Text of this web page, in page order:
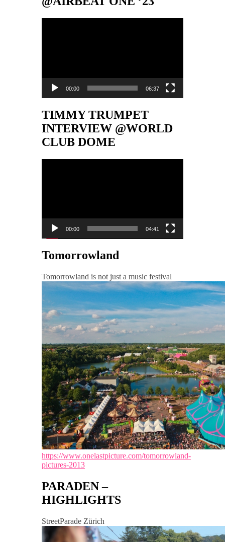
00:00 06:37
TIMMY TRUMPET
INTERVIEW @WORLD
CLUB DOME
00:00 04:41
Tomorrowland
Tomorrowland is not just a music festival
https://www.onelastpicture.com/tomorrowland-
pictures-2013
PARADEN –
HIGHLIGHTS
StreetParade Zürich